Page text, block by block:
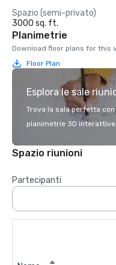
Spazio (semi-privato)
3000 sq. ft.
Planimetrie
Download floor plans for this
Floor Plan
Esplora le sale
Trova la sala perfetta
planimetrie 3D interattive.
Spazio riunioni
Partecipanti